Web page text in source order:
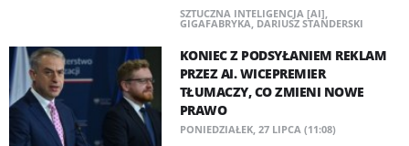
SZTUCZNA INTELIGENCJA [AI],
GIGAFABRYKA, DARIUSZ STANDERSKI
KONIEC Z PODSYŁANIEM REKLAM
PRZEZ AI. WICEPREMIER
TŁUMACZY, CO ZMIENI NOWE
PRAWO
PONIEDZIAŁEK, 27 LIPCA (11:08)